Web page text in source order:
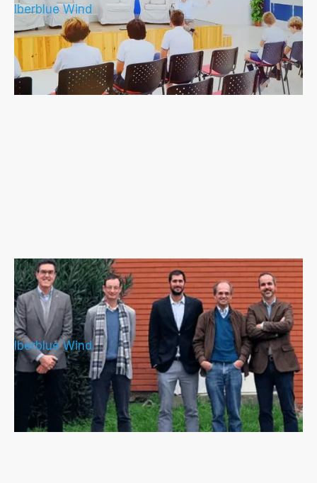
Iberblue Wind
IberBlue Wind y el centro de
investigación portugués MARE firman
un acuerdo de colaboración
Iberblue Wind